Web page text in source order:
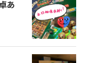
あ